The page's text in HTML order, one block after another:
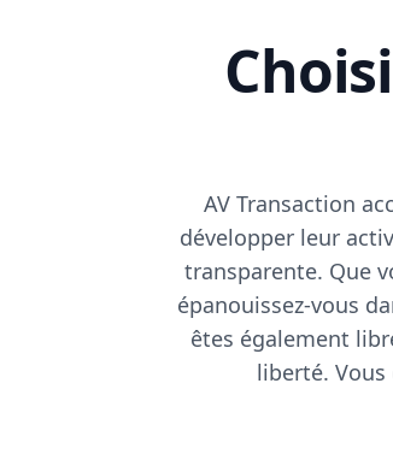
AV Transaction
développer leur
transparente. Que
épanouissez-vous
êtes également
liberté. Vous